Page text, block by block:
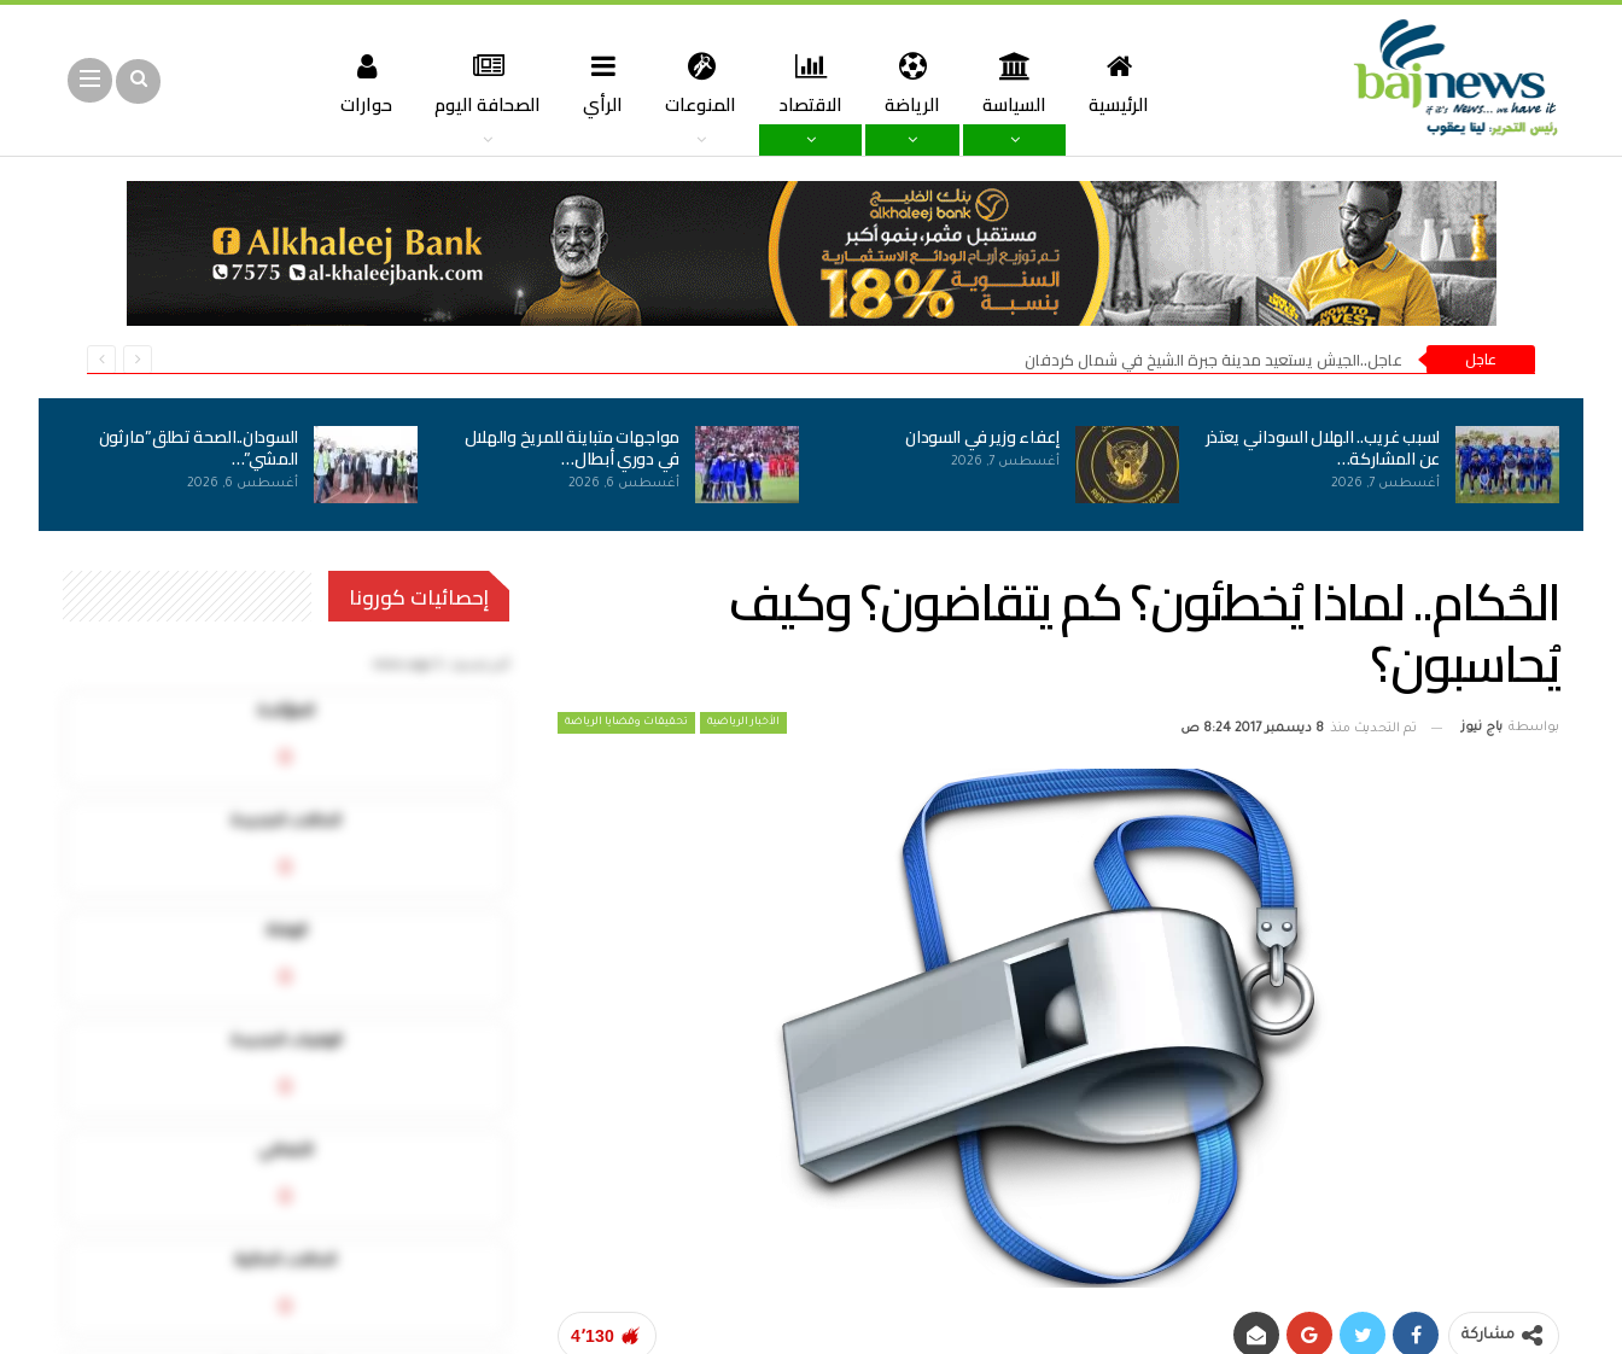
الرئيسية السياسة الرياضة الاقتصاد المنوعات الرأي الصحافة اليوم حوارات
عاجل عاجل..الجيش يستعيد مدينة جبرة الشيخ في شمال كردفان
لسبب غريب.. الهلال السوداني يعتذر
عن المشاركة…
أغسطس 7, 2026
إعفاء وزير في السودان
أغسطس 7, 2026
مواجهات متباينة للمريخ والهلال
في دوري أبطال…
أغسطس 6, 2026
السودان..الصحة تطلق”مارثون
المشي”…
أغسطس 6, 2026
الحُكام.. لماذا يُخطئون؟ كم يتقاضون؟ وكيف
يُحاسبون؟
الأخبار الرياضية تحقيقات وقضايا الرياضة بواسطة باج نيوز تم التحديث منذ 8 ديسمبر 2017 8:24 ص
4٬130 مشاركة
إحصائيات كورونا
التعافي